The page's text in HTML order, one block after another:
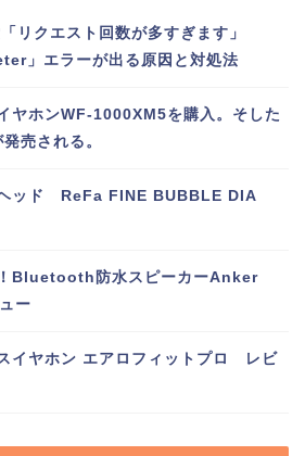
リクエスト回数が多すぎます」
」エラーが出る原因と対処法
ヤホンWF-1000XM5を購入。そした
売される。
ッド ReFa FINE BUBBLE DIA
Bluetooth防水スピーカーAnker
ー
イヤホン エアロフィットプロ レビ